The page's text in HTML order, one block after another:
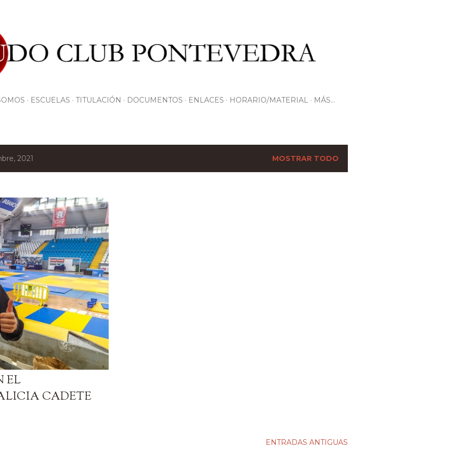
ESCUELAS TITULACIÓN DOCUMENTOS ENLACES HORARIO/MATERIAL MÁS…
2021 MOSTRAR TODO
EL
CADETE
ENTRADAS ANTIGUAS